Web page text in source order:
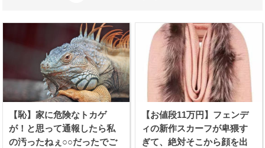
【恥】家に危険なトカゲ
が！と思って通報したら私
の汚ったねぇ○○だったでご
【お値段11万円】フェンデ
ィの新作スカーフが卑猥す
ぎて、絶対そこから顔を出